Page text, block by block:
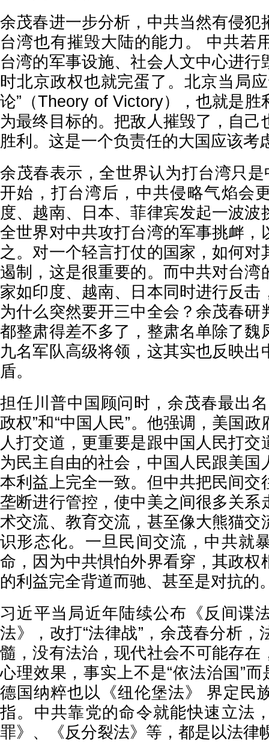
余茂春进一步分析，中共当然有侵犯
台湾也有摧毁大陆的能力。 中共若
台湾的军事设施、社会人文中心进行
时北京政权也就完蛋了。北京当局
论”（Theory of Victory），也就是胜
为最终目标的。把敌人摧毁了，自己
胜利。这是一个负责任的大国应该考
余茂春表示，全世界认为打台湾只是
开始，打台湾后，中共侵略气焰会
度、越南、日本、菲律宾发起一波波
全世界对中共攻打台湾的军事挑衅，
之。对一个轻言打仗的国家，如何对
遏制，这是很重要的。而中共对台湾
家如印度、越南、日本同时进行反击
为什么突然要开三中全会？余茂春研
都整肃得差不多了，整肃名单除了魏
九名军队高级将领，这其实也反映出
盾。
担任川普中国顾问时，余茂春最出
政权”和“中国人民”。他强调，美国
人打交道，更重要是跟中国人民打交
为民主自由的社会，中国人民跟美国
本利益上完全一致。但中共把民间交
垄断进行管控，使中美之间很多关系
术交流、教育交流，甚至像大熊猫交
识形态化。一旦民间交流，中共就
命，因为中共惧怕外界看穿，其政权
的利益完全背道而驰、甚至是对抗的
习近平当局近年陆续公布《反间谍
法》，改打“法律战”，余茂春分析，
髓，没有法治，现代社会不可能存在
心理效果，事实上不是“依法治国”而
德国纳粹也以《纽伦堡法》 界定民
指。中共靠党的命令就能快速立法
罪》、《反分裂法》等，都是以法律